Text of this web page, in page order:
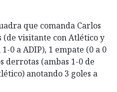
que comanda Carlos
(de visitante con Atlético y
0 a ADIP), 1 empate (0 a 0
derrotas (ambas 1-0 de
anotando 3 goles a